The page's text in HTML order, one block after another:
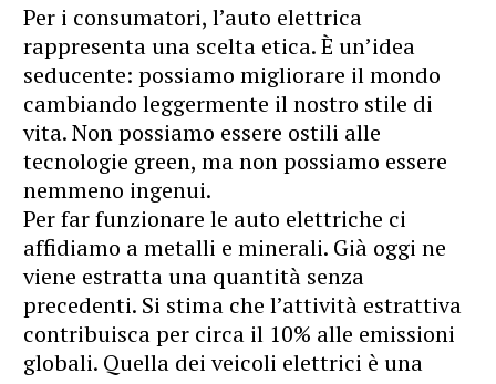
Per i consumatori, l’auto elettrica
rappresenta una scelta etica. È un’idea
seducente: possiamo migliorare il mondo
cambiando leggermente il nostro stile di
vita. Non possiamo essere ostili alle
tecnologie green, ma non possiamo essere
nemmeno ingenui.
Per far funzionare le auto elettriche ci
affidiamo a metalli e minerali. Già oggi ne
viene estratta una quantità senza
precedenti. Si stima che l’attività estrattiva
contribuisca per circa il 10% alle emissioni
globali. Quella dei veicoli elettrici è una